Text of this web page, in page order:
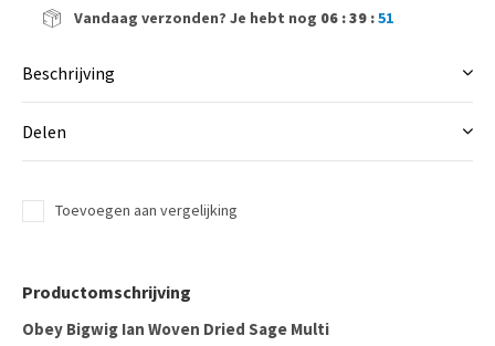
Vandaag verzonden? Je hebt nog 06 : 39 :51
Beschrijving
Delen
Toevoegen aan vergelijking
Productomschrijving
Obey Bigwig Ian Woven Dried Sage Multi